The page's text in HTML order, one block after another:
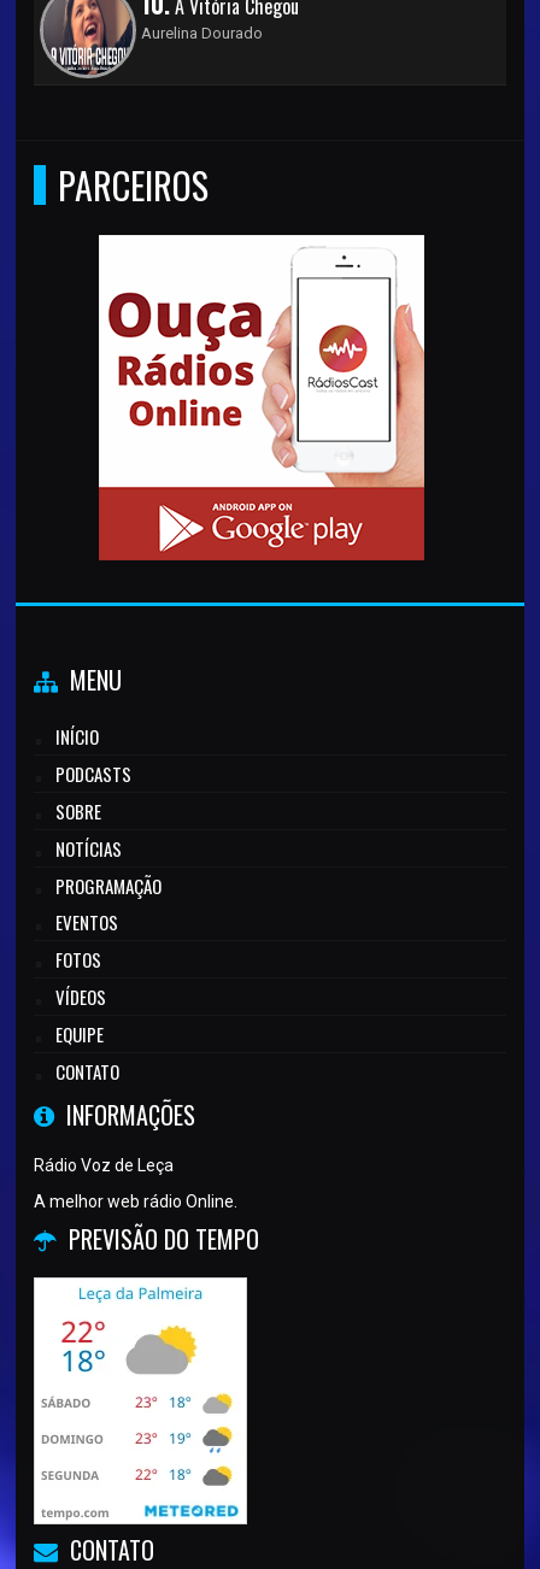
Aurelina Dourado
PARCEIROS
MENU
INÍCIO
PODCASTS
SOBRE
NOTÍCIAS
PROGRAMAÇÃO
EVENTOS
FOTOS
VÍDEOS
EQUIPE
CONTATO
INFORMAÇÕES
Rádio Voz de Leça
A melhor web rádio Online.
PREVISÃO DO TEMPO
CONTATO